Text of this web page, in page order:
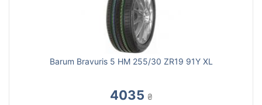
Barum Bravuris 5 HM 255/30 ZR19 91Y XL
4035 ₴